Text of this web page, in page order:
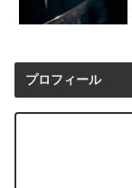
プロフィール